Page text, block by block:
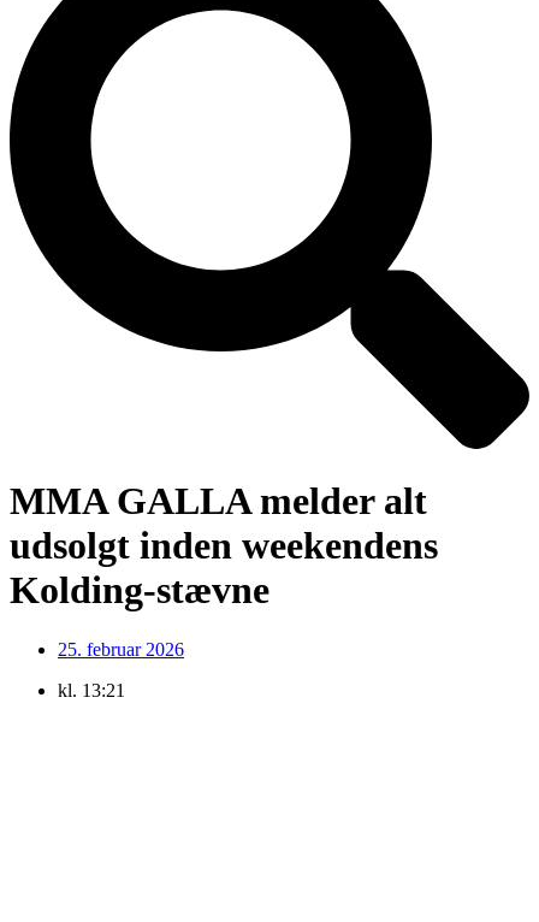
MMA GALLA melder alt
udsolgt inden weekendens
Kolding-stævne
25. februar 2026
kl. 13:21